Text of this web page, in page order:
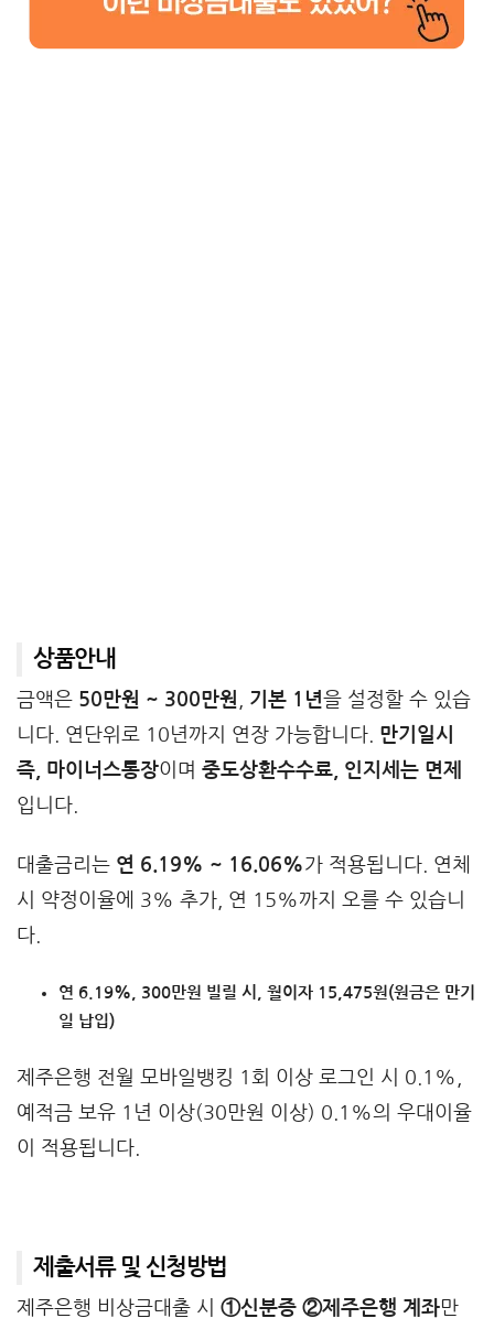
상품안내
금액은 50만원 ~ 300만원 기본 1년을 설정할 수 있습
니다. 연단위로 10년까지 연장 가능합니다. 만기일시
즉, 마이너스통장이며 중도상환수수료, 인지세는 면제
입니다.
대출금리는 연 6.19% ~ 16.06%가 적용됩니다. 연체
시 약정이율에 3% 추가, 연 15%까지 오를 수 있습니
다.
연 6.19%, 300만원 빌릴 시, 월이자 15,475원(원금은 만기
일 납입)
제주은행 전월 모바일뱅킹 1회 이상 로그인 시 0.1%,
예적금 보유 1년 이상(30만원 이상) 0.1%의 우대이율
이 적용됩니다.
제출서류 및 신청방법
제주은행 비상금대출 시 ①신분증 ②제주은행 계좌만